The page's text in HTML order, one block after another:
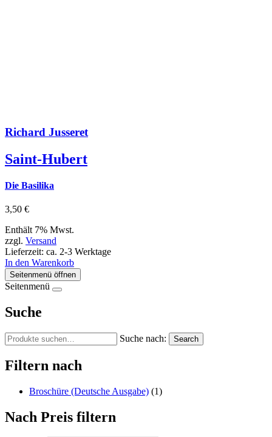
Richard Jusseret
Saint-Hubert
Die Basilika
3,50 €
Enthält 7% Mwst.
zzgl. Versand
Lieferzeit: ca. 2-3 Werktage
In den Warenkorb
Seitenmenü öffnen
Seitenmenü
Suche
Suche nach: Search
Filtern nach
Broschüre (Deutsche Ausgabe) (1)
Nach Preis filtern